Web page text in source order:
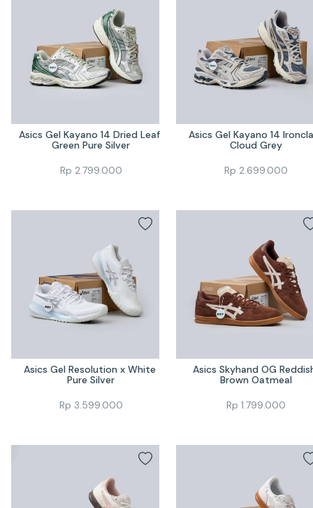
Asics Gel Kayano 14 Dried Leaf
Green Pure Silver
Rp 2.799.000
Asics Gel Kayano 14
Cloud Grey
Rp 2.699.000
Asics Gel Resolution x White
Pure Silver
Rp 3.599.000
Asics Skyhand OG
Brown Oatmeal
Rp 1.799.000